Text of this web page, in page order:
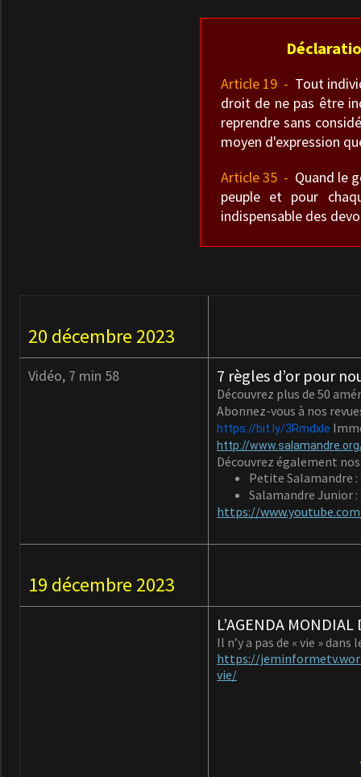
Article 19 - Tout
droit de ne pas être
reprendre sans
moyen d'expression
Article 35 - Quand le
peuple et pour
indispensable des
20 décembre 2023
Vidéo, 7 min 58 7 règles d’or pour
Découvrez plus de 50
Abonnez-vous à nos
https://bit.ly/3Rmdxle
http://
Découvrez également
Petite Salamandre :
Salamandre Junior :
https://
19 décembre 2023
L’AGENDA
Il n’y a pas de « vie »
https://
vie/